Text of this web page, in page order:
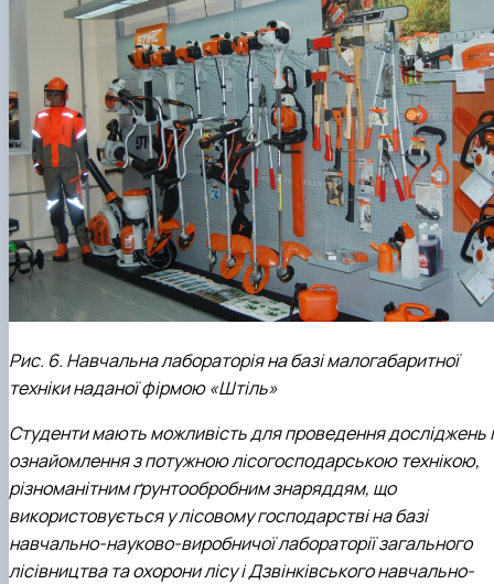
Рис. 6. Навчальна лабораторія на базі малогабаритної
техніки наданої фірмою «Штіль»
Студенти мають можливість для проведення досліджень і
ознайомлення з потужною лісогосподарською технікою,
різноманітним ґрунтообробним знаряддям, що
використовується у лісовому господарстві на базі
навчально-науково-виробничої лабораторії загального
лісівництва та охорони лісу і Дзвінківського навчально-